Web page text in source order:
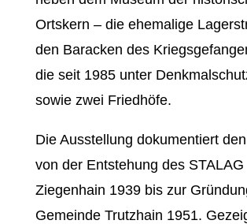
Ortskern – die ehemalige
den Baracken des
die seit 1985 unter
sowie zwei Friedhöfe.
Die Ausstellung dokumentiert
von der Entstehung des STALAG
Ziegenhain 1939 bis zur
Gemeinde Trutzhain 1951.